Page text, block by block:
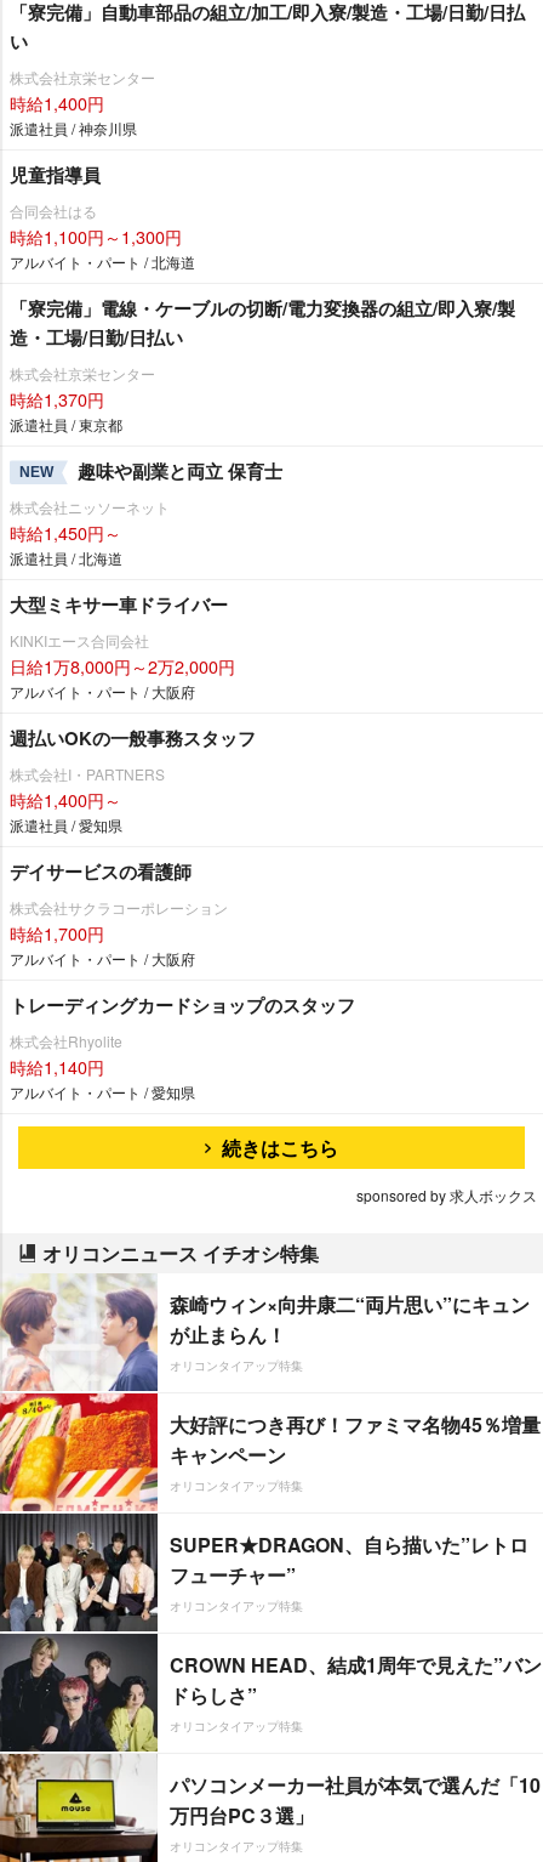
「寮完備」自動車部品の組立/加工/即入寮/製造・工場/日勤/日払
い
株式会社京栄センター
時給1,400円
派遣社員 / 神奈川県
児童指導員
合同会社はる
時給1,100円～1,300円
アルバイト・パート / 北海道
「寮完備」電線・ケーブルの切断/電力変換器の組立/即入寮/製
造・工場/日勤/日払い
株式会社京栄センター
時給1,370円
派遣社員 / 東京都
NEW 趣味や副業と両立 保育士
株式会社ニッソーネット
時給1,450円～
派遣社員 / 北海道
大型ミキサー車ドライバー
KINKIエース合同会社
日給1万8,000円～2万2,000円
アルバイト・パート / 大阪府
週払いOKの一般事務スタッフ
株式会社I・PARTNERS
時給1,400円～
派遣社員 / 愛知県
デイサービスの看護師
株式会社サクラコーポレーション
時給1,700円
アルバイト・パート / 大阪府
トレーディングカードショップのスタッフ
株式会社Rhyolite
時給1,140円
アルバイト・パート / 愛知県
続きはこちら
sponsored by 求人ボックス
オリコンニュース イチオシ特集
森崎ウィン×向井康二“両片思い”にキュン
が止まらん！
オリコンタイアップ特集
大好評につき再び！ファミマ名物45％増量
キャンペーン
オリコンタイアップ特集
SUPER★DRAGON、自ら描いた”レトロ
フューチャー”
オリコンタイアップ特集
CROWN HEAD、結成1周年で見えた”バン
ドらしさ”
オリコンタイアップ特集
パソコンメーカー社員が本気で選んだ「10
万円台PC３選」
オリコンタイアップ特集